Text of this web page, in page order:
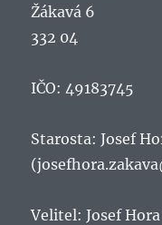
Žákavá 6
332 04
IČO: 49183745
Starosta: Josef
Velitel: Josef